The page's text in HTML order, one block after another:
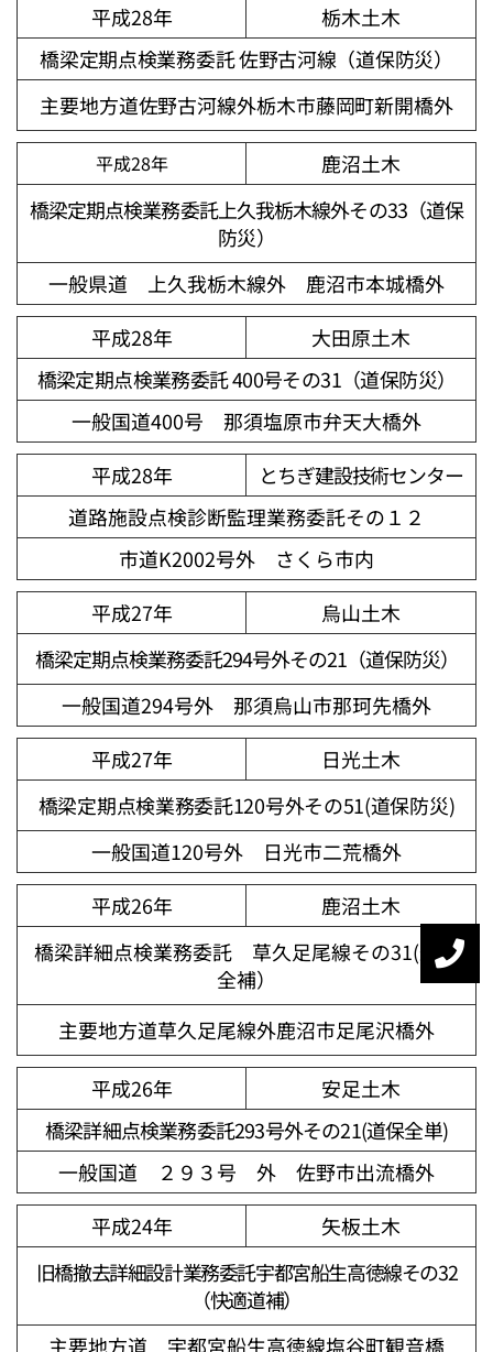
平成28年
栃木土木
橋梁定期点検業務委託 佐野古河線（道保防災）
主要地方道佐野古河線外栃木市藤岡町新開橋外
平成28年
鹿沼土木
橋梁定期点検業務委託上久我栃木線外その33（道保
防災）
一般県道 上久我栃木線外 鹿沼市本城橋外
平成28年
大田原土木
橋梁定期点検業務委託 400号その31（道保防災）
一般国道400号 那須塩原市弁天大橋外
平成28年
とちぎ建設技術センター
道路施設点検診断監理業務委託その１２
市道K2002号外 さくら市内
平成27年
烏山土木
橋梁定期点検業務委託294号外その21（道保防災）
一般国道294号外 那須烏山市那珂先橋外
平成27年
日光土木
橋梁定期点検業務委託120号外その51(道保防災)
一般国道120号外 日光市二荒橋外
平成26年
鹿沼土木
橋梁詳細点検業務委託 草久足尾線その31(道保
全補）
主要地方道草久足尾線外鹿沼市足尾沢橋外
平成26年
安足土木
橋梁詳細点検業務委託293号外その21(道保全単)
一般国道 ２９３号 外 佐野市出流橋外
平成24年
矢板土木
旧橋撤去詳細設計業務委託宇都宮船生高徳線その32
（快適道補）
主要地方道 宇都宮船生高徳線塩谷町観音橋